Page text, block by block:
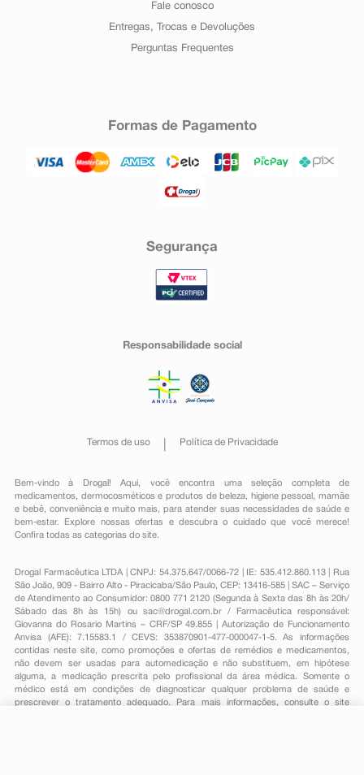
Fale conosco
Entregas, Trocas e Devoluções
Perguntas Frequentes
Formas de Pagamento
Segurança
Responsabilidade social
Termos de uso Política de Privacidade
Bem-vindo à Drogal! Aqui, você encontra uma seleção completa de
medicamentos , dermocosméticos e produtos de beleza, higiene pessoal ,mamãe
e bebê, conveniênciae muito mais, para atender suas necessidades de saúde e
bem-estar. Explore nossas ofertas e descubra o cuidado que você merece!
Confira todas as categorias do site.
Drogal Farmacêutica LTDA | CNPJ: 54.375.647/0066-72 | IE: 535.412.860.113 | Rua
São João, 909 - Bairro Alto - Piracicaba/São Paulo, CEP: 13416-585 | SAC – Serviço
de Atendimento ao Consumidor: 0800 771 2120 (Segunda à Sexta das 8h às 20h/
Sábado das 8h às 15h) ou sac@drogal.com.br/ Farmacêutica responsável:
Giovanna do Rosario Martins – CRF/SP 49.855 | Autorização de Funcionamento
Anvisa (AFE): 7.15583.1 / CEVS: 353870901-477-000047-1-5. As informações
contidas neste site, como promoções e ofertas de remédios e medicamentos,
não devem ser usadas para automedicação e não substituem, em hipótese
alguma, a medicação prescrita pelo profissional da área médica. Somente o
médico está em condições de diagnosticar qualquer problema de saúde e
prescrever o tratamento adequado. Para mais informações, consulte o site